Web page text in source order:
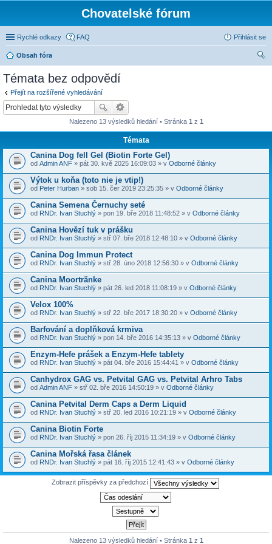
Chovatelské fórum
Rychlé odkazy FAQ Přihlásit se
Obsah fóra
Témata bez odpovědí
Přejít na rozšířené vyhledávání
Nalezeno 13 výsledků hledání • Stránka 1 z 1
Témata
Canina Dog fell Gel (Biotin Forte Gel)
od Admin ANF » pát 30. kvě 2025 16:09:03 » v Odborné články
Výtok u koňa (toto nie je vtip!)
od Peter Hurban » sob 15. čer 2019 23:25:35 » v Odborné články
Canina Semena Černuchy seté
od RNDr. Ivan Stuchlý » pon 19. bře 2018 11:48:52 » v Odborné články
Canina Hovězí tuk v prášku
od RNDr. Ivan Stuchlý » stř 07. bře 2018 12:48:10 » v Odborné články
Canina Dog Immun Protect
od RNDr. Ivan Stuchlý » stř 28. úno 2018 12:56:30 » v Odborné články
Canina Moortränke
od RNDr. Ivan Stuchlý » pát 26. led 2018 11:08:19 » v Odborné články
Velox 100%
od RNDr. Ivan Stuchlý » stř 22. bře 2017 18:30:20 » v Odborné články
Barfování a doplňková krmiva
od RNDr. Ivan Stuchlý » pon 14. bře 2016 14:35:13 » v Odborné články
Enzym-Hefe prášek a Enzym-Hefe tablety
od RNDr. Ivan Stuchlý » pát 04. bře 2016 15:44:41 » v Odborné články
Canhydrox GAG vs. Petvital GAG vs. Petvital Arhro Tabs
od Admin ANF » stř 02. bře 2016 14:50:19 » v Odborné články
Canina Petvital Derm Caps a Derm Liquid
od RNDr. Ivan Stuchlý » stř 20. led 2016 10:21:19 » v Odborné články
Canina Biotin Forte
od RNDr. Ivan Stuchlý » pon 26. říj 2015 11:34:19 » v Odborné články
Canina Mořská řasa článek
od RNDr. Ivan Stuchlý » pát 16. říj 2015 12:41:43 » v Odborné články
Zobrazit příspěvky za předchozí
Nalezeno 13 výsledků hledání • Stránka 1 z 1